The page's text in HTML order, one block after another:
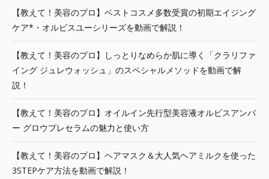
【教えて！美容のプロ】ベストコスメ多数受賞の初期エイジング
ケア*・オルビスユーシリーズを動画で解説！
【教えて！美容のプロ】しっとりなめらか肌に導く「クラリファ
イング ジュレウォッシュ」のスペシャルメソッドを動画で解
説！
【教えて！美容のプロ】オイルイン先行型美容液オルビスアンバ
ー グロウプレセラムの魅力と使い方
【教えて！美容のプロ】ヘアマスク＆大人気ヘアミルクを使った
3STEPケア方法を動画で解説！